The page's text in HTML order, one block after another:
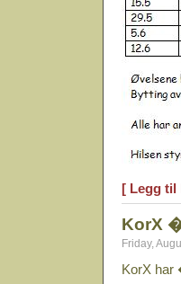
[ Legg til
KorX
Friday,
KorX har